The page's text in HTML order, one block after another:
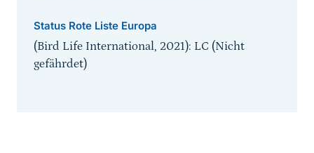
Status Rote Liste Europa
(Bird Life International, 2021): LC (Nicht
gefährdet)